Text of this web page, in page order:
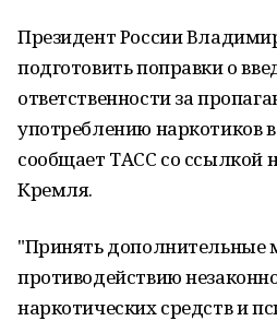
Президент России
подготовить поправки о
ответственности за
употреблению наркотиков
сообщает ТАСС со ссылкой
Кремля.
"Принять дополнительные
противодействию
наркотических средств и